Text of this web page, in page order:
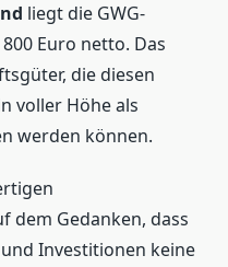
liegt die GWG-
Euro netto. Das
die diesen
voller Höhe als
werden können.
dem Gedanken, dass
Investitionen keine